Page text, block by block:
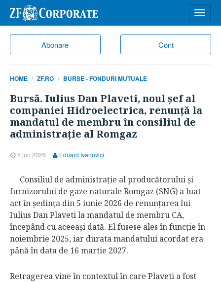
Abonare Cont
meniu
HOME ZF.RO BURSE - FONDURI MUTUALE
Bursă. Iulius Dan Plaveti, noul şef al
companiei Hidroelectrica, renunţă la
mandatul de membru în consiliul de
administraţie al Romgaz
5 iun 2026 Eduard Ivanovici
Consiliul de administraţie al producătorului şi
furnizorului de gaze naturale Romgaz (SNG) a luat
act în şedinţa din 5 iunie 2026 de renunţarea lui
Iulius Dan Plaveti la mandatul de membru CA,
începând cu aceeaşi dată. El fusese ales în funcţie în
noiembrie 2025, iar durata mandatului acordat era
până în data de 16 martie 2027.
Retragerea vine în contextul în care Plaveti a fost